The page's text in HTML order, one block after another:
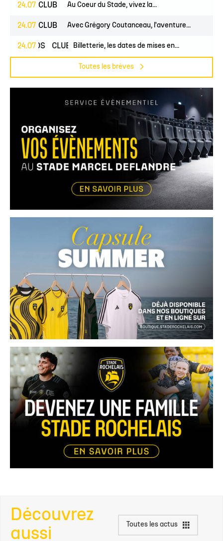
24.07 CLUB Au Coeur du Stade, vivez la...
24.07 CLUB Avec Grégory Coutanceau, l'aventure...
24.07
PROS CLUB Billetterie, les dates de mises en...
Toutes les brèves
Découvrez
aussi
Toutes les actus